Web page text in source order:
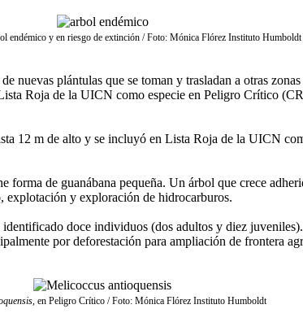
endémico y en riesgo de extinción / Foto: Mónica Flórez Instituto Humboldt
nuevas plántulas que se toman y trasladan a otras
Roja de la UICN como especie en Peligro Crítico
12 m de alto y se incluyó en Lista Roja de la UICN
de guanábana pequeña. Un árbol que crece
explotación y exploración de hidrocarburos.
identificado doce individuos (dos adultos y diez
por deforestación para ampliación de frontera
, en Peligro Crítico / Foto: Mónica Flórez Instituto Humboldt